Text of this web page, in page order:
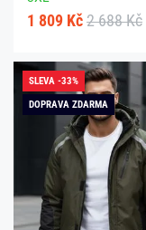
1 809 Kč 2 688 Kč
SLEVA -33%
DOPRAVA ZDARMA